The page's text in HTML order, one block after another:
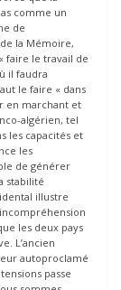
comme un
de
la Mémoire,
faire le travail de
il faudra
le faire « dans
en marchant et
algérien, tel
les capacités et
les
de générer
stabilité
illustre
les deux pays
L’ancien
autoproclamé
passe